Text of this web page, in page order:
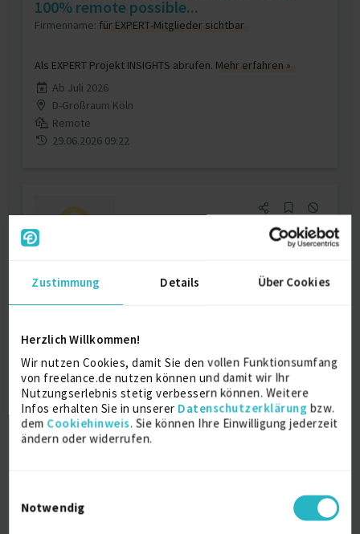
Zustimmung Details Über Cookies
Herzlich Willkommen!
Wir nutzen Cookies, damit Sie den vollen Funktionsumfang
von freelance.de nutzen können und damit wir Ihr
Nutzungserlebnis stetig verbessern können. Weitere
Infos erhalten Sie in unserer Datenschutzerklärung bzw.
dem Cookiehinweis. Sie können Ihre Einwilligung jederzeit
ändern oder widerrufen.
Notwendig
100% remote possible...
Firmenname: für EXPERT-Mitglieder sichtbar
Als EXPERT Projekt INSIGHTS abrufen. Mehr erfahren »
Ab Juli 2026
D-Großraum Köln
Remote
29.06.2026 09:22
Technischer Systemplaner (m/w/d) –
Firmenname:für EXPERT-Mitglieder sichtbar
Als EXPERT Projekt INSIGHTS abrufen.Mehr erfahren »
Ab Juli 2026
D-Großraum Köln
Remote